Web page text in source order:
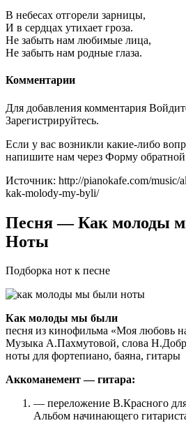
В небесах отгорели зарницы,
И в сердцах утихает гроза.
Не забыть нам любимые лица,
Не забыть нам родные глаза.
Комментарии
Для добавления комментария
Зарегистрируйтесь.
Если у вас возникли какие-либо
напишите нам через Форму обратной
Источник: http://pianokafe.com/music/
kak-molody-my-byli/
Песня — Как молоды
Ноты
Подборка нот к песне
Как молоды мы были
песня из кинофильма «Моя любовь
Музыка А.Пахмутовой, слова
ноты для фортепиано, баяна, гитары
Аккоманемент — гитара:
— переложение В.Красного
Альбом начинающего